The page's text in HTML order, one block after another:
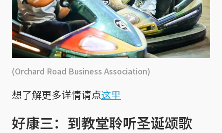
(Orchard Road Business Association)
想了解更多详情请点这里
好康三：到教堂聆听圣诞颂歌